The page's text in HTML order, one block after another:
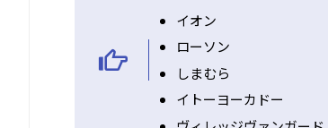
イオン
ローソン
しまむら
イトーヨーカドー